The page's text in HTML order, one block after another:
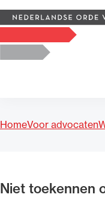
Logo, to the
HomeVoor advocaten
Niet toekennen